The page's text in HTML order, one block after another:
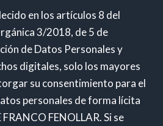
en los artículos 8 del
3/2018, de 5 de
de Datos Personales y
digitales, solo los mayores
su consentimiento para el
personales de forma lícita
FENOLLAR. Si se